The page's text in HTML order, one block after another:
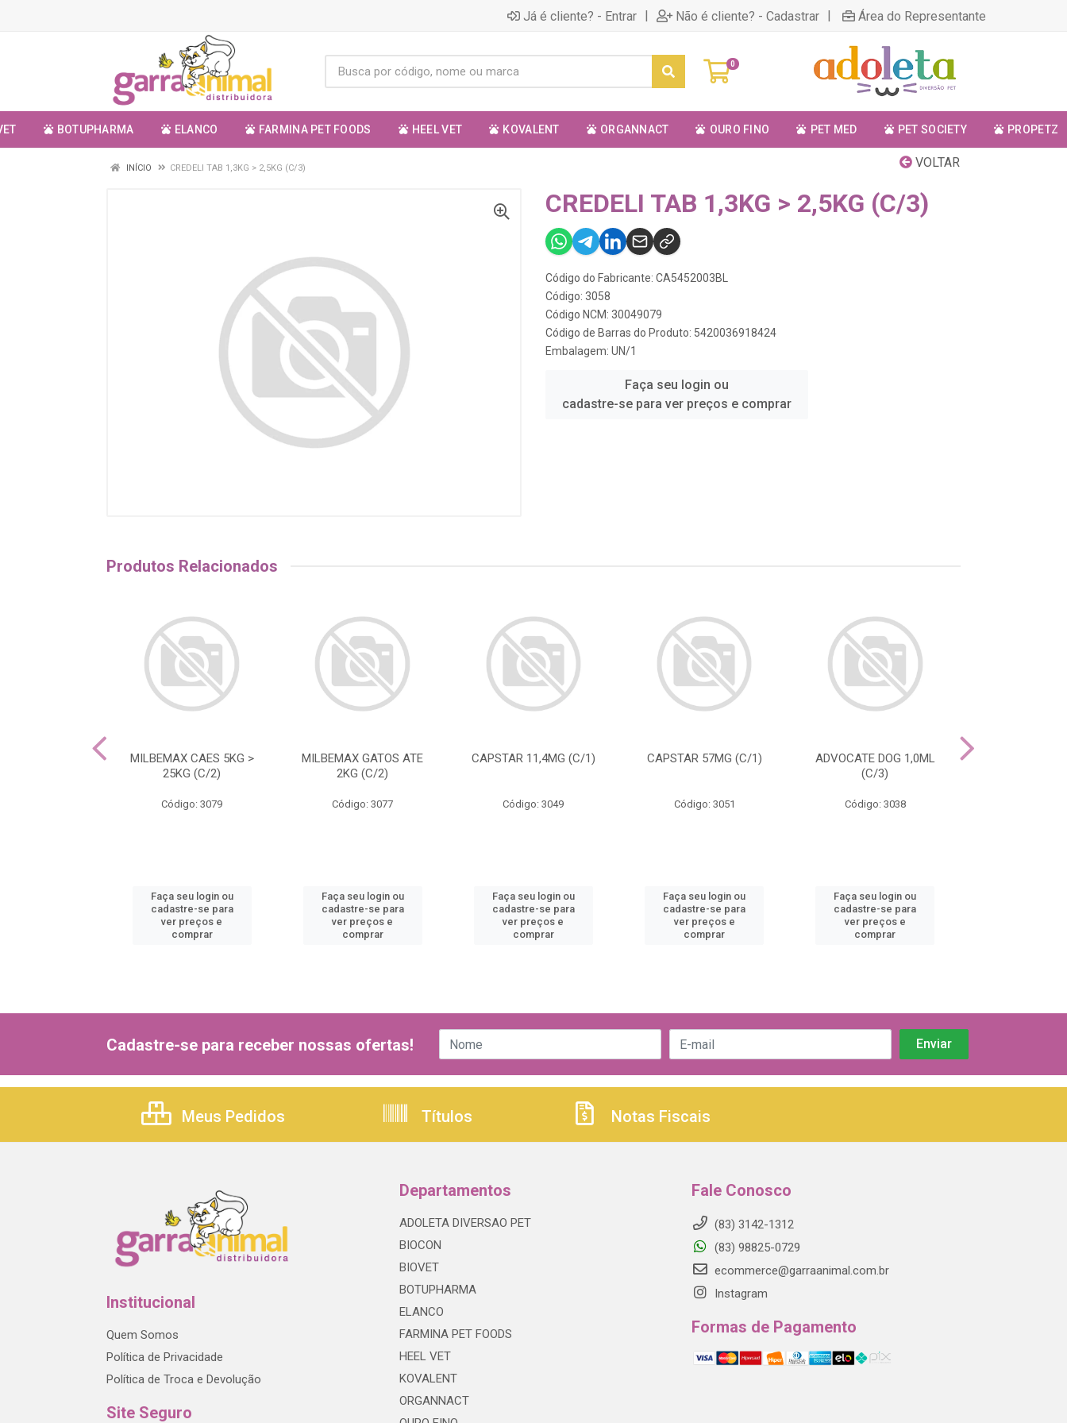
Já é cliente? - Entrar | Não é cliente? - Cadastrar | Área do Representante
0
BOTUPHARMA ELANCO FARMINA PET FOODS HEEL VET KOVALENT ORGANNACT OURO FINO PET MED PET SOCIETY PROPETZ
VOLTAR
INÍCIO CREDELI TAB 1,3KG > 2,5KG (C/3)
CREDELI TAB 1,3KG > 2,5KG (C/3)
Código do Fabricante: CA5452003BL
Código: 3058
Código NCM: 30049079
Código de Barras do Produto: 5420036918424
Embalagem: UN/1
Faça seu login ou
cadastre-se para ver preços e comprar
Produtos Relacionados
MILBEMAX CAES 5KG >
25KG (C/2)
Código: 3079
Faça seu login ou
cadastre-se para
ver preços e
comprar
MILBEMAX GATOS ATE
2KG (C/2)
Código: 3077
Faça seu login ou
cadastre-se para
ver preços e
comprar
CAPSTAR 11,4MG (C/1)
Código: 3049
Faça seu login ou
cadastre-se para
ver preços e
comprar
CAPSTAR 57MG (C/1)
Código: 3051
Faça seu login ou
cadastre-se para
ver preços e
comprar
ADVOCATE DOG 1,0ML
(C/3)
Código: 3038
Faça seu login ou
cadastre-se para
ver preços e
comprar
Cadastre-se para receber nossas ofertas!
Meus Pedidos Títulos Notas Fiscais
Institucional
Quem Somos
Política de Privacidade
Política de Troca e Devolução
Site Seguro
Departamentos
ADOLETA DIVERSAO PET
BIOCON
BIOVET
BOTUPHARMA
ELANCO
FARMINA PET FOODS
HEEL VET
KOVALENT
ORGANNACT
Fale Conosco
(83) 3142-1312
(83) 98825-0729
ecommerce@garraanimal.com.br
Instagram
Formas de Pagamento